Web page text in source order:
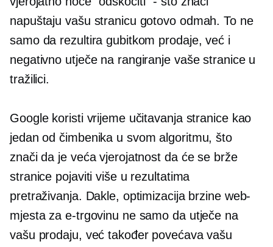
napuštaju vašu stranicu gotovo odmah. To ne
samo da rezultira gubitkom prodaje, već i
negativno utječe na rangiranje vaše stranice u
tražilici.
Google koristi vrijeme učitavanja stranice kao
jedan od čimbenika u svom algoritmu, što
znači da je veća vjerojatnost da će se brže
stranice pojaviti više u rezultatima
pretraživanja. Dakle, optimizacija brzine web-
mjesta za e-trgovinu ne samo da utječe na
vašu prodaju, već također povećava vašu